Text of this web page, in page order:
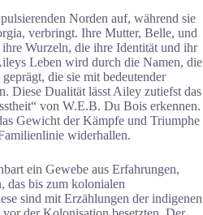
Norden auf, während sie
verbringt. Ihre Mutter, Belle, und
Wurzeln, die ihre Identität und ihr
Leben wird durch die Namen, die
die sie mit bedeutender
Diese Dualität lässt Ailey zutiefst das
von W.E.B. Du Bois erkennen.
Gewicht der Kämpfe und Triumphe
widerhallen.
ein Gewebe aus Erfahrungen,
das bis zum kolonialen
sind mit Erzählungen der indigenen